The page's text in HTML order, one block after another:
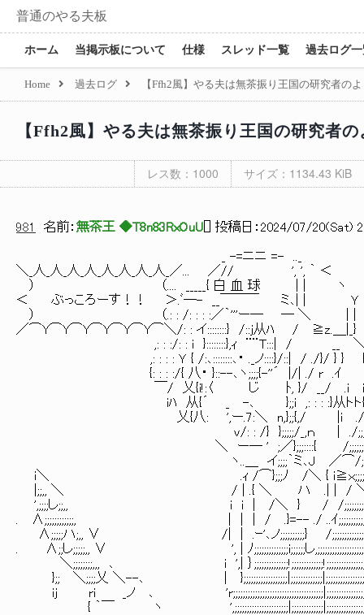
普通のやる夫板
ホーム 当掲示板について 仕様 スレッド一覧 過去ログ
Home 過去ログ 【Ffh2風】やる夫は無茶振り王国の研究者の
【Ffh2風】やる夫は無茶振り王国の研究者
レス数：1000 サイズ：1134.43 KiB
981 名前： 無茶王 ◆T8n83RxOuU ] 投稿日： 2024/07/20(Sat)
_ -=ニニ =- .._
＼_人_人_人_人_人_人_人_人_／... ／// ', ', ｀ ＜
） （.... _____{ 白 血 球 | | ヽ
＜ ぶっころーす！！ ＞.ﾞ―- __￣￣￣ ミ､| | Ｙ
） （.: : /: : : :／｀'''ー― ― ＼ | |
／⌒Y⌒Y⌒Y⌒Y⌒Y⌒Y⌒＼/: : イ::::::::} /::j从ﾊ / ≧z.＿|_}
,: : :/: : i }::::::::},ｨ ¨¨T:::| / __
,: : : : Ｙ { /:､::::::::､・ ._ノ::::}/::| / ./}/ } }
{: : : :/{ 八・ }::--､ヽ;;;;{-''´ |/| ./ r .ｲ
￣/ 乂{i!:〈 じ ﾄ, }/ __/ .i
iﾊ 从{´ _ -､ };;i ,: : : :}从ト
乂{八: ',ー.7:＼ n,};;{,/ |i ./（
v/: : /} };;;;;/_,ｎ | ./
＼ ー― ' ;／};;;::::{ /
ヽ..＿ イ;;;;｀ミ､J ／⌒/;;;;
i＼ .ｨ /⌒};;;ﾉ /＼ { i≧ｘ;;;;;{
|;;,, ＼ / | .{ ＼ ハ .| | /
',;;;;し;;,, i i | /＼ } / /
. ∧;;;;;;;;;;;;, | | | / .}=-- ./ ..ｲ
∧;;;;;ハ;,, ∨ /| | .ｰ'､ノ;;;;;;;;;;} /
. ∧;;し;;;;;,, ∨ ', | ﾉ;;;;;;;;;;;;;;i;;;;;;し
＼;;;;;;;;,,, ､ i ',| ｝
};; ＼;;;;乂 ＼--､ |
ij ri _ノ ､
{ ｀￣ ヽ